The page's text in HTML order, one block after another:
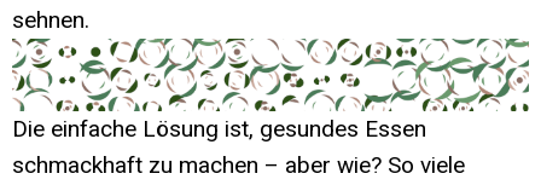
sehnen.
Die einfache Lösung ist, gesundes Essen
schmackhaft zu machen – aber wie? So viele